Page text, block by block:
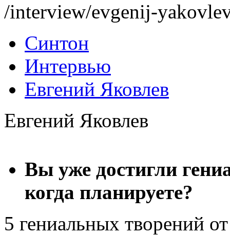
/interview/evgenij-
Синтон
Интервью
Евгений Яковлев
Евгений Яковлев
Вы уже достигли
когда планируете?
5 гениальных творений